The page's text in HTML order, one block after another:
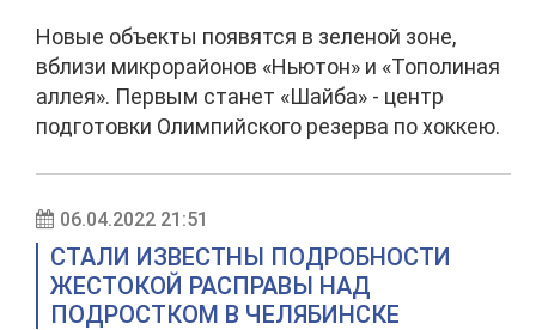
Новые объекты появятся в зеленой зоне,
вблизи микрорайонов «Ньютон» и «Тополиная
аллея». Первым станет «Шайба» - центр
подготовки Олимпийского резерва по хоккею.
06.04.2022 21:51
СТАЛИ ИЗВЕСТНЫ ПОДРОБНОСТИ
ЖЕСТОКОЙ РАСПРАВЫ НАД
ПОДРОСТКОМ В ЧЕЛЯБИНСКЕ